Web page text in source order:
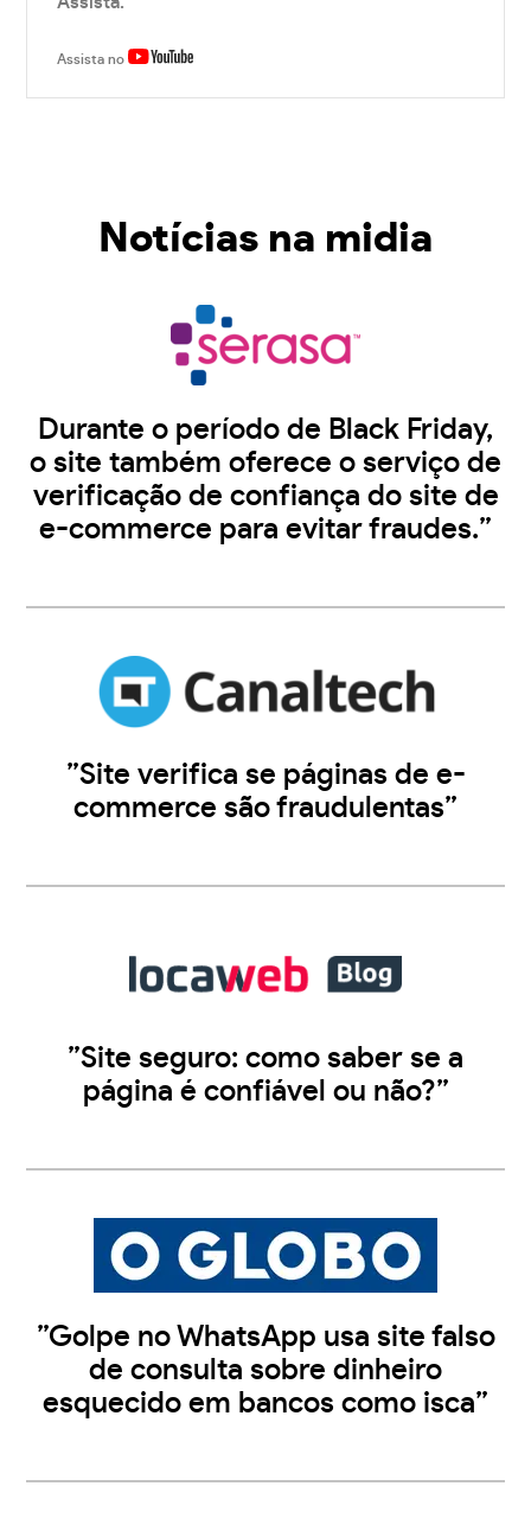
Assista no
Notícias na midia
Durante o período de Black Friday,
o site também oferece o serviço de
verificação de confiança do site de
e-commerce para evitar fraudes.”
”Site verifica se páginas de e-
commerce são fraudulentas”
”Site seguro: como saber se a
página é confiável ou não?”
”Golpe no WhatsApp usa site falso
de consulta sobre dinheiro
esquecido em bancos como isca”